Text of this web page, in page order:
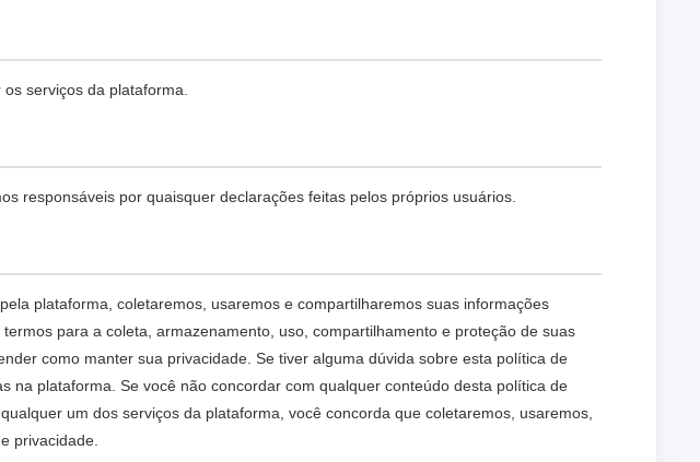
serviços da plataforma.
responsáveis por quaisquer declarações feitas pelos próprios usuários.
plataforma, coletaremos, usaremos e compartilharemos suas informações
para a coleta, armazenamento, uso, compartilhamento e proteção de suas
como manter sua privacidade. Se tiver alguma dúvida sobre esta política de
na plataforma. Se você não concordar com qualquer conteúdo desta política de
um dos serviços da plataforma, você concorda que coletaremos, usaremos,
privacidade.